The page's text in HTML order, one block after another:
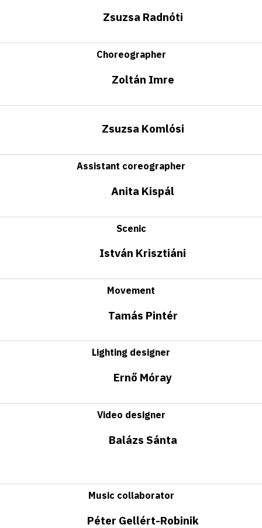
Zsuzsa Radnóti
Choreographer
Zoltán Imre
Zsuzsa Komlósi
Assistant coreographer
Anita Kispál
Scenic
István Krisztiáni
Movement
Tamás Pintér
Lighting designer
Ernő Móray
Video designer
Balázs Sánta
Music collaborator
Péter Gellért-Robinik